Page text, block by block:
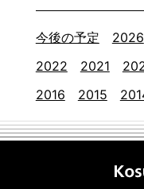
今後の予定 2026
2022
2021
2016
2015